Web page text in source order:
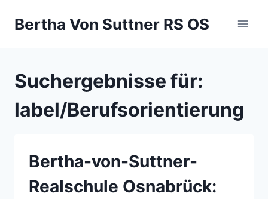
InhaltBertha Von Suttner RS OS
Suchergebnisse für:
label/Berufsorientierung
Bertha-von-Suttner-
Realschule Osnabrück: